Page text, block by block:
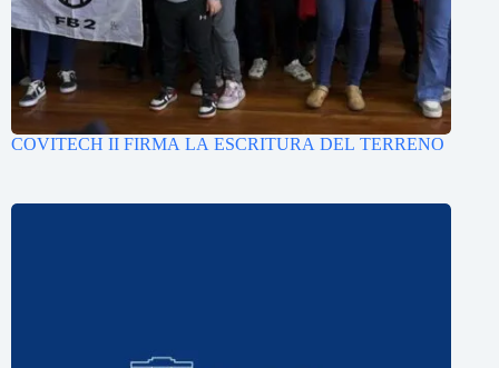
COVITECH II FIRMA LA ESCRITURA DEL TERRENO